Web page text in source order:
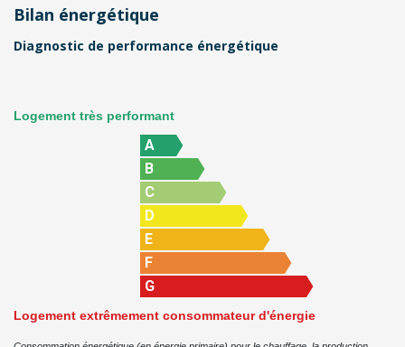
Bilan énergétique
Diagnostic de performance énergétique
Logement très performant
A
B
C
D
E
F
G
Logement extrêmement consommateur d'énergie